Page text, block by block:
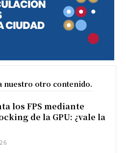
nuestro otro contenido.
los FPS mediante
de la GPU: ¿vale la